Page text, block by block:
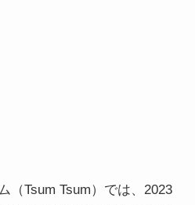
（Tsum Tsum）では、2023